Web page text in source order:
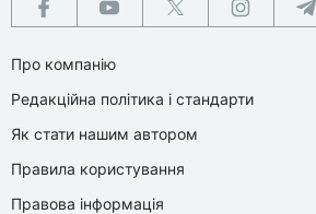
Про компанію
Редакційна політика і стандарти
Як стати нашим автором
Правила користування
Правова інформація